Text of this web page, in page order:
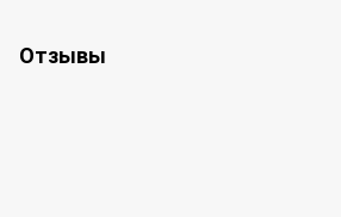
Отзывы